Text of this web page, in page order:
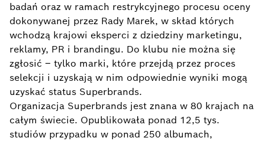
badań oraz w ramach restrykcyjnego procesu oceny
dokonywanej przez Rady Marek, w skład których
wchodzą krajowi eksperci z dziedziny marketingu,
reklamy, PR i brandingu. Do klubu nie można się
zgłosić – tylko marki, które przejdą przez proces
selekcji i uzyskają w nim odpowiednie wyniki mogą
uzyskać status Superbrands.
Organizacja Superbrands jest znana w 80 krajach na
całym świecie. Opublikowała ponad 12,5 tys.
studiów przypadku w ponad 250 albumach,